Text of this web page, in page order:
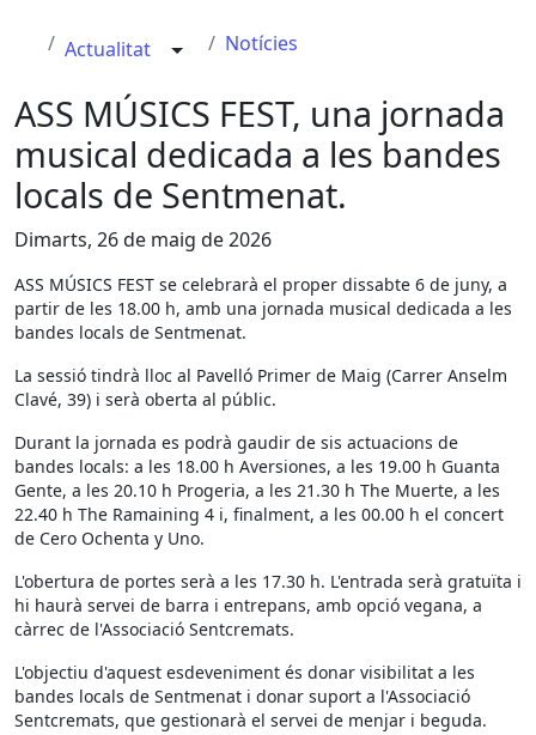
Actualitat Notícies
ASS MÚSICS FEST, una jornada
musical dedicada a les bandes
locals de Sentmenat.
Dimarts, 26 de maig de 2026
ASS MÚSICS FEST se celebrarà el proper dissabte 6 de juny, a
partir de les 18.00 h, amb una jornada musical dedicada a les
bandes locals de Sentmenat.
La sessió tindrà lloc al Pavelló Primer de Maig (Carrer Anselm
Clavé, 39) i serà oberta al públic.
Durant la jornada es podrà gaudir de sis actuacions de
bandes locals: a les 18.00 h Aversiones, a les 19.00 h Guanta
Gente, a les 20.10 h Progeria, a les 21.30 h The Muerte, a les
22.40 h The Ramaining 4 i, finalment, a les 00.00 h el concert
de Cero Ochenta y Uno.
L'obertura de portes serà a les 17.30 h. L'entrada serà gratuïta i
hi haurà servei de barra i entrepans, amb opció vegana, a
càrrec de l'Associació Sentcremats.
L'objectiu d'aquest esdeveniment és donar visibilitat a les
bandes locals de Sentmenat i donar suport a l'Associació
Sentcremats, que gestionarà el servei de menjar i beguda.